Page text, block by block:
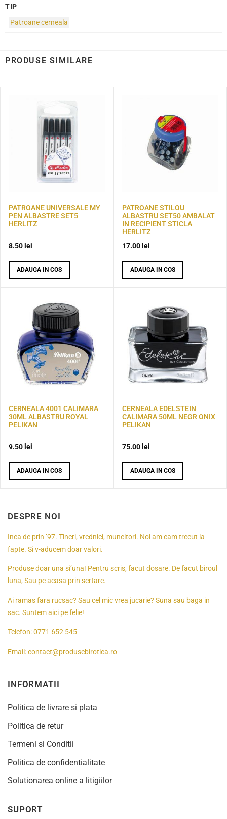
TIP
Patroane cerneala
PRODUSE SIMILARE
PATROANE UNIVERSALE MY
PEN ALBASTRE SET5
HERLITZ
8.50 lei
ADAUGA IN COS
PATROANE STILOU
ALBASTRU SET50 AMBALAT
IN RECIPIENT STICLA
HERLITZ
17.00 lei
ADAUGA IN COS
CERNEALA 4001 CALIMARA
30ML ALBASTRU ROYAL
PELIKAN
9.50 lei
ADAUGA IN COS
CERNEALA EDELSTEIN
CALIMARA 50ML NEGR ONIX
PELIKAN
75.00 lei
ADAUGA IN COS
DESPRE NOI
Inca de prin ’97. Tineri, vrednici, muncitori. Noi am cam trecut la
fapte. Si v-aducem doar valori.
Produse doar una si’una! Pentru scris, facut dosare. De facut biroul
luna, Sau pe acasa prin sertare.
Ai ramas fara rucsac? Sau cel mic vrea jucarie? Suna sau baga in
sac. Suntem aici pe felie!
Telefon:0771 652 545
Email:contact@produsebirotica.ro
INFORMATII
Politica de livrare si plata
Politica de retur
Termeni si Conditii
Politica de confidentialitate
Solutionarea online a litigiilor
SUPORT